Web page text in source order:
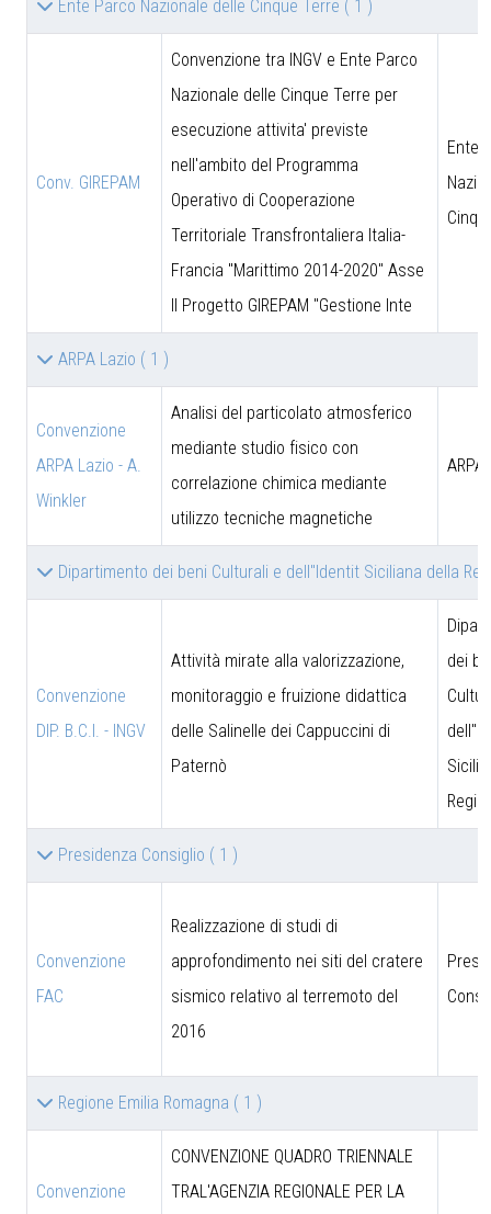
Ente Parco Nazionale delle Cinque Terre ( 1 )
Conv. GIREPAM
Convenzione tra INGV e Ente Parco
Nazionale delle Cinque Terre per
esecuzione attivita' previste
nell'ambito del Programma
Operativo di Cooperazione
Territoriale Transfrontaliera Italia-
Francia "Marittimo 2014-2020" Asse
II Progetto GIREPAM "Gestione Inte
Ente
ARPA Lazio ( 1 )
Convenzione
ARPA Lazio - A.
Winkler
Analisi del particolato atmosferico
mediante studio fisico con
correlazione chimica mediante
utilizzo tecniche magnetiche
ARPA
Dipartimento dei beni Culturali e dell''Identit Siciliana della
Convenzione
DIP. B.C.I. - INGV
Attività mirate alla valorizzazione,
monitoraggio e fruizione didattica
delle Salinelle dei Cappuccini di
Paternò
dei
Presidenza Consiglio ( 1 )
Convenzione
FAC
Realizzazione di studi di
approfondimento nei siti del cratere
sismico relativo al terremoto del
2016
Regione Emilia Romagna ( 1 )
Convenzione
CONVENZIONE QUADRO TRIENNALE
TRAL'AGENZIA REGIONALE PER LA